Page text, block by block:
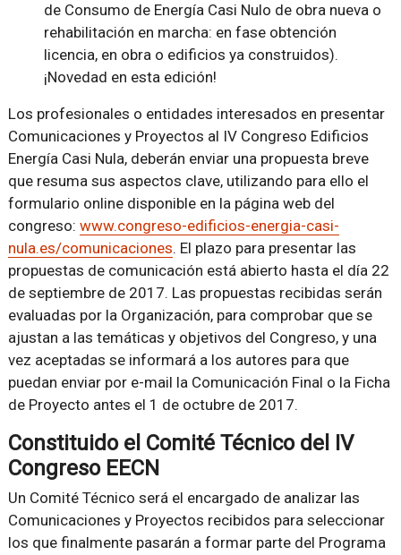
de Consumo de Energía Casi Nulo de obra nueva o
rehabilitación en marcha: en fase obtención
licencia, en obra o edificios ya construidos).
¡Novedad en esta edición!
Los profesionales o entidades interesados en presentar
Comunicaciones y Proyectos al IV Congreso Edificios
Energía Casi Nula, deberán enviar una propuesta breve
que resuma sus aspectos clave, utilizando para ello el
formulario online disponible en la página web del
congreso: www.congreso-edificios-energia-casi-
nula.es/comunicaciones. El plazo para presentar las
propuestas de comunicación está abierto hasta el día 22
de septiembre de 2017. Las propuestas recibidas serán
evaluadas por la Organización, para comprobar que se
ajustan a las temáticas y objetivos del Congreso, y una
vez aceptadas se informará a los autores para que
puedan enviar por e-mail la Comunicación Final o la Ficha
de Proyecto antes el 1 de octubre de 2017.
Constituido el Comité Técnico del IV
Congreso EECN
Un Comité Técnico será el encargado de analizar las
Comunicaciones y Proyectos recibidos para seleccionar
los que finalmente pasarán a formar parte del Programa